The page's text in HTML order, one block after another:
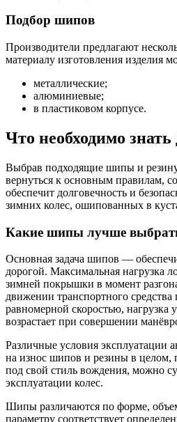
Подбор шипов
Производители предлагают
материалу изготовления изделия
металлические;
алюминиевые;
в пластиковом корпусе.
Что необходимо
Выбрав подходящие шипы и
вернуться к основным правилам,
обеспечит долговечность и
зимних колес, ошипованных в
Какие шипы лучше
Основная задача шипов —
дорогой. Максимальная нагрузка
зимней покрышки в момент
движении транспортного средства
равномерной скоростью, нагрузка
возрастает при совершении
Различные условия эксплуатации
на износ шипов и резины в целом,
под свой стиль вождения, можно
эксплуатации колес.
Шипы различаются по форме,
параметру соответствует